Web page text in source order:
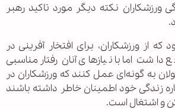
ورزشکاران نکته دیگر مورد تاکید رهبر
از ورزشکاران، برای افتخار آفرینی در
اما با نیازهای آنان رفتار مناسبی
به گونه‌ای عمل کنند که ورزشکاران در
زندگی خود اطمینان خاطر داشته باشند
و اشتغال است.